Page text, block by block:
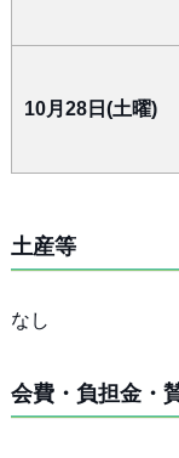
10月28日(土曜)
土産等
なし
会費・負担金・